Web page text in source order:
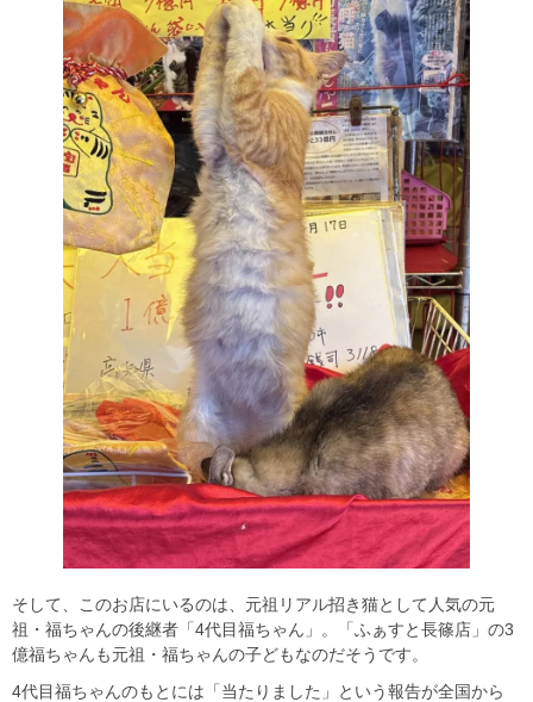
そして、このお店にいるのは、元祖リアル招き猫として人気の元
祖・福ちゃんの後継者「4代目福ちゃん」。「ふぁすと長篠店」の3
億福ちゃんも元祖・福ちゃんの子どもなのだそうです。
4代目福ちゃんのもとには「当たりました」という報告が全国から